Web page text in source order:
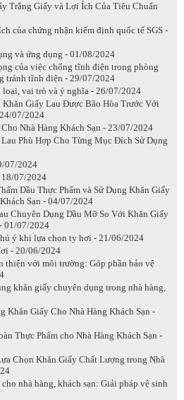
Trắng Giấy và Lợi Ích Của Tiêu Chuẩn
của chứng nhận kiểm định quốc tế SGS -
và ứng dụng - 01/08/2024
của việc chống tĩnh điện trong phòng
tránh tĩnh điện - 29/07/2024
loại, vai trò và ý nghĩa - 26/07/2024
Giấy Lau Được Bão Hòa Trước Với
07/2024
Nhà Hàng Khách Sạn - 23/07/2024
Phù Hợp Cho Từng Mục Đích Sử Dụng
07/2024
18/07/2024
Dầu Thực Phẩm và Sử Dụng Khăn Giấy
Sạn - 04/07/2024
Chuyên Dụng Dầu Mỡ So Với Khăn Giấy
01/07/2024
ý khi lựa chọn ty hơi - 21/06/2024
- 20/06/2024
thiện với môi trường: Góp phần bảo vệ
khăn giấy chuyên dụng trong nhà hàng,
Khăn Giấy Cho Nhà Hàng Khách Sạn -
Thực Phẩm cho Nhà Hàng Khách Sạn -
Chọn Khăn Giấy Chất Lượng trong Nhà
nhà hàng, khách sạn: Giải pháp vệ sinh